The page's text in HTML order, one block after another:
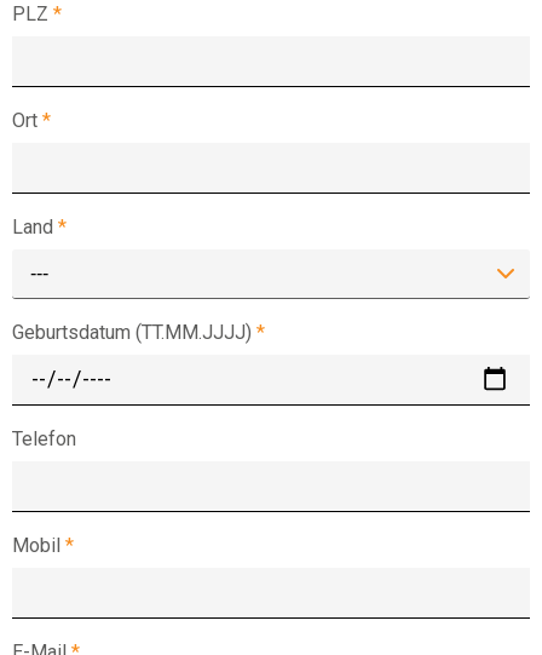
PLZ *
Ort *
Land *
---
Geburtsdatum (TT.MM.JJJJ) *
Telefon
Mobil *